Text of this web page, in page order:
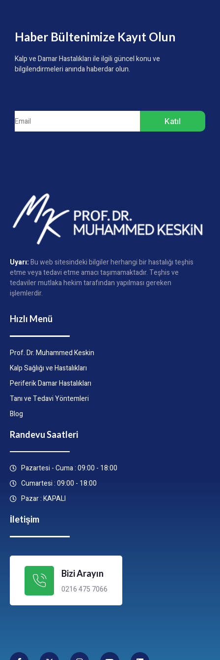
Haber Bültenimize Kayıt Olun
Kalp ve Damar Hastalıkları ile ilgili güncel konu ve
bilgilendirmeleri anında haberdar olun.
Katıl
Uyarı:Bu web sitesindeki bilgiler herhangi bir hastalığı teşhis
etme veya tedavi etme amacı taşımamaktadır. Teşhis ve
tedaviler mutlaka hekim tarafından yapılması gereken
işlemlerdir.
Hızlı Menü
Prof. Dr. Muhammed Keskin
Kalp Sağlığı ve Hastalıkları
Periferik Damar Hastalıkları
Tanı ve Tedavi Yöntemleri
Blog
Randevu Saatleri
Pazartesi - Cuma : 09:00 - 18:00
Cumartesi : 09:00 - 18:00
Pazar : KAPALI
İletişim
Bizi Arayın
0216 475 7066